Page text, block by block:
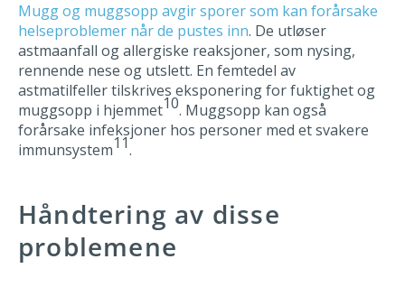
Mugg og muggsopp avgir sporer som kan forårsake
helseproblemer når de pustes inn. De utløser
astmaanfall og allergiske reaksjoner, som nysing,
rennende nese og utslett. En femtedel av
astmatilfeller tilskrives eksponering for fuktighet og
muggsopp i hjemmet10. Muggsopp kan også
forårsake infeksjoner hos personer med et svakere
immunsystem11.
Håndtering av disse
problemene